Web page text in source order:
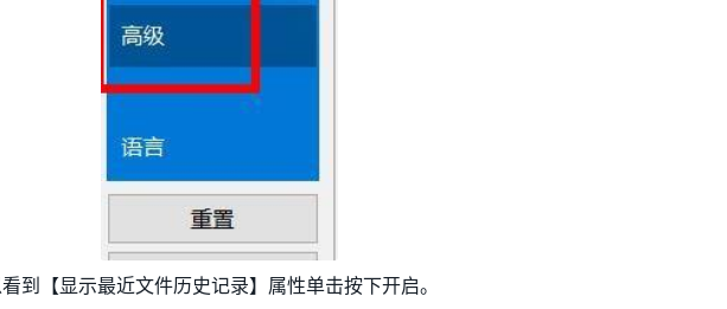
【显示最近文件历史记录】属性单击按下开启。